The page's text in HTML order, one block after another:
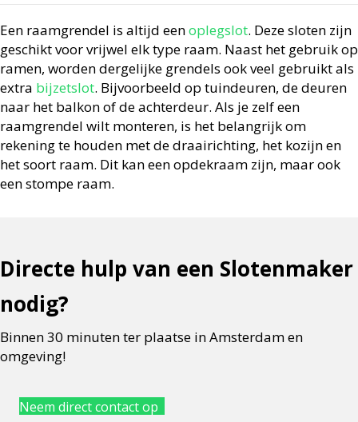
Een raamgrendel is altijd eenoplegslot. Deze sloten zijn
geschikt voor vrijwel elk type raam. Naast het gebruik op
ramen, worden dergelijke grendels ook veel gebruikt als
extra bijzetslot. Bijvoorbeeld op tuindeuren, de deuren
naar het balkon of de achterdeur. Als je zelf een
raamgrendel wilt monteren, is het belangrijk om
rekening te houden met de draairichting, het kozijn en
het soort raam. Dit kan een opdekraam zijn, maar ook
een stompe raam.
Directe hulp van een Slotenmaker
nodig?
Binnen 30 minuten ter plaatse in Amsterdam en
omgeving!
Neem direct contact op